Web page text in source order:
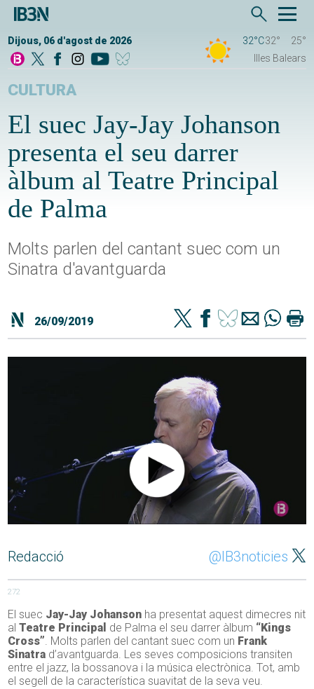
Dijous, 06 d'agost de 2026 32°C32°
25°
Illes Balears
CULTURA
El suec Jay-Jay Johanson
presenta el seu darrer
àlbum al Teatre Principal
de Palma
Molts parlen del cantant suec com un
Sinatra d'avantguarda
26/09/2019
Redacció @IB3noticies
272
El suec Jay-Jay Johanson ha presentat aquest dimecres nit
alTeatre Principal de Palma el seu darrer àlbum “Kings
Cross”. Molts parlen del cantant suec com un Frank
Sinatra d’avantguarda. Les seves composicions transiten
entre el jazz, la bossanova i la música electrònica. Tot, amb
el segell de la característica suavitat de la seva veu.